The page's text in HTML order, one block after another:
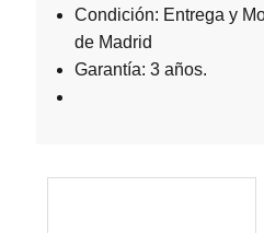
Condición: Entrega y
de Madrid
Garantía: 3 años.